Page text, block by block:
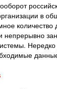
в
количество
непрерывно
Нередко